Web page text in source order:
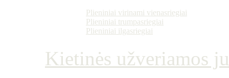
Plieniniai virinami vienasriegiai
Plieniniai trumpasriegiai
Plieniniai ilgasriegiai
Kietinės